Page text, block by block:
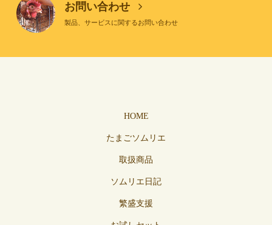
お問い合わせ
製品、サービスに関するお問い合わせ
HOME
たまごソムリエ
取扱商品
ソムリエ日記
繁盛支援